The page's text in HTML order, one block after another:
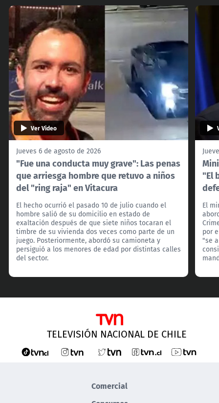
Ver Video
Jueves 6 de agosto de 2026
"Fue una conducta muy grave": Las penas
que arriesga hombre que retuvo a niños
del "ring raja" en Vitacura
El hecho ocurrió el pasado 10 de julio cuando el
hombre salió de su domicilio en estado de
exaltación después de que siete niños tocaran el
timbre de su vivienda dos veces como parte de un
juego. Posteriormente, abordó su camioneta y
persiguió a los menores de edad por distintas calles
del sector.
"El
El
por
"se
TELEVISIÓN NACIONAL DE CHILE
Comercial